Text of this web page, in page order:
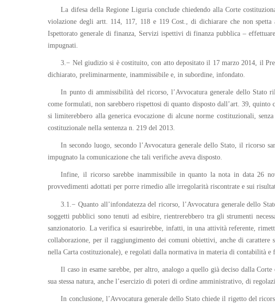
La difesa della Regione Liguria conclude chiedendo alla Corte
violazione degli artt. 114, 117, 118 e 119 Cost., di dichiarare che non
Ispettorato generale di finanza, Servizi ispettivi di finanza pubblica –
impugnati.
3.− Nel giudizio si è costituito, con atto depositato il 17 marzo 2014, il
dichiarato, preliminarmente, inammissibile e, in subordine, infondato.
In punto di ammissibilità del ricorso, l’Avvocatura generale dello
come formulati, non sarebbero rispettosi di quanto disposto dall’art. 39,
si limiterebbero alla generica evocazione di alcune norme costituzionali,
costituzionale nella sentenza n. 219 del 2013.
In secondo luogo, secondo l’Avvocatura generale dello Stato, il ricorso
impugnato la comunicazione che tali verifiche aveva disposto.
Infine, il ricorso sarebbe inammissibile in quanto la nota in data 26
provvedimenti adottati per porre rimedio alle irregolarità riscontrate e sui
3.1.− Quanto all’infondatezza del ricorso, l’Avvocatura generale dello
soggetti pubblici sono tenuti ad esibire, rientrerebbero tra gli strumenti
sanzionatorio. La verifica si esaurirebbe, infatti, in una attività referente,
collaborazione, per il raggiungimento dei comuni obiettivi, anche di
nella Carta costituzionale), e regolati dalla normativa in materia di contabilità e
Il caso in esame sarebbe, per altro, analogo a quello già deciso dalla
sua stessa natura, anche l’esercizio di poteri di ordine amministrativo, di
In conclusione, l’Avvocatura generale dello Stato chiede il rigetto del